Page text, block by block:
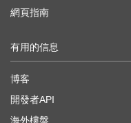
網頁指南
有用的信息
博客
開發者API
海外樓盤